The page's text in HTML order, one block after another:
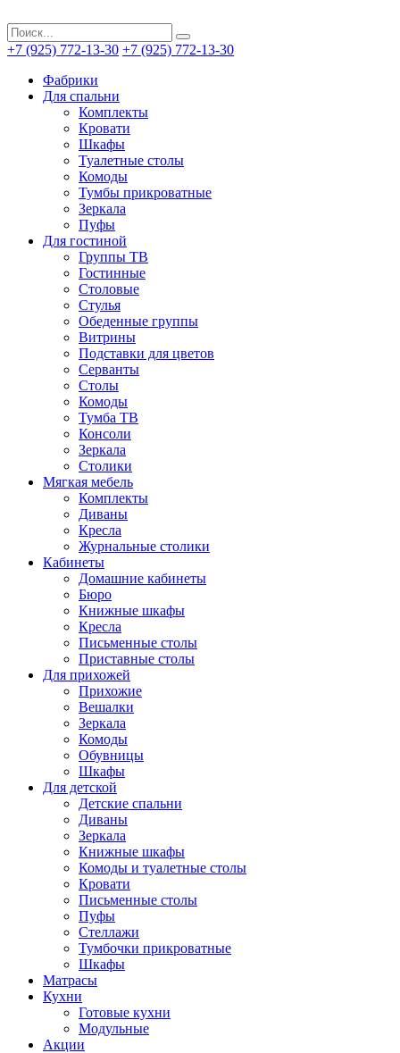
+7 (925) 772-13-30 +7 (925) 772-13-30
Фабрики
Для спальни
Комплекты
Кровати
Шкафы
Туалетные столы
Комоды
Тумбы прикроватные
Зеркала
Пуфы
Для гостиной
Группы ТВ
Гостинные
Столовые
Стулья
Обеденные группы
Витрины
Подставки для цветов
Серванты
Столы
Комоды
Тумба ТВ
Консоли
Зеркала
Столики
Мягкая мебель
Комплекты
Диваны
Кресла
Журнальные столики
Кабинеты
Домашние кабинеты
Бюро
Книжные шкафы
Кресла
Письменные столы
Приставные столы
Для прихожей
Прихожие
Вешалки
Зеркала
Комоды
Обувницы
Шкафы
Для детской
Детские спальни
Диваны
Зеркала
Книжные шкафы
Комоды и туалетные столы
Кровати
Письменные столы
Пуфы
Стеллажи
Тумбочки прикроватные
Шкафы
Матрасы
Кухни
Готовые кухни
Модульные
Акции